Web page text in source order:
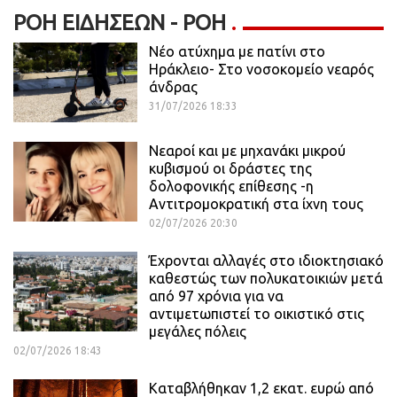
ΡΟΉ ΕΙΔΉΣΕΩΝ - ΡΟΗ
Νέο ατύχημα με πατίνι στο
Ηράκλειο- Στο νοσοκομείο νεαρός
άνδρας
31/07/2026 18:33
Νεαροί και με μηχανάκι μικρού
κυβισμού οι δράστες της
δολοφονικής επίθεσης -η
Αντιτρομοκρατική στα ίχνη τους
02/07/2026 20:30
Έχρονται αλλαγές στο ιδιοκτησιακό
καθεστώς των πολυκατοικιών μετά
από 97 χρόνια για να
αντιμετωπιστεί το οικιστικό στις
μεγάλες πόλεις
02/07/2026 18:43
Καταβλήθηκαν 1,2 εκατ. ευρώ από